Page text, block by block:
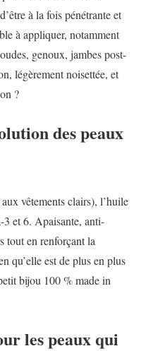
à la fois pénétrante et
à appliquer, notamment
genoux, jambes post-
légèrement noisettée, et
?
des peaux
vêtements clairs), l’huile
3 et 6. Apaisante, anti-
tout en renforçant la
qu’elle est de plus en plus
bijou 100 % made in
les peaux qui